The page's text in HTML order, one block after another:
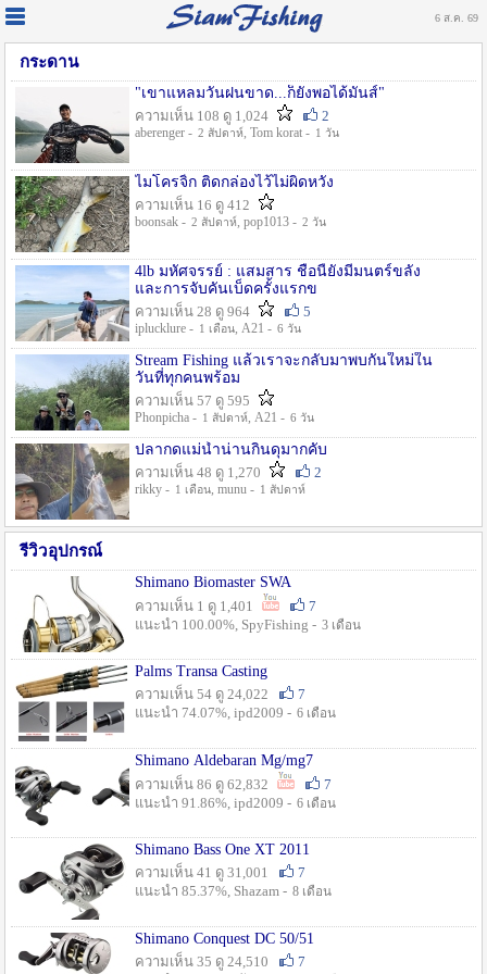
6 ส.ค. 69
กระดาน
"เขาแหลมวันฝนขาด...ก็ยังพอได้มันส์"
ความเห็น 108 ดู 1,024
2
aberenger - 2 สัปดาห์, Tom korat - 1 วัน
ไมโครจิ้ก ติดกล่องไว้ไม่ผิดหวัง
ความเห็น 16 ดู 412
boonsak - 2 สัปดาห์, pop1013 - 2 วัน
4lb มหัศจรรย์ : แสมสาร ชื่อนี้ยังมีมนตร์ขลัง
และการจับคันเบ็ดครั้งแรกข
ความเห็น 28 ดู 964
5
iplucklure - 1 เดือน, A21 - 6 วัน
Stream Fishing แล้วเราจะกลับมาพบกันใหม่ใน
วันที่ทุกคนพร้อม
ความเห็น 57 ดู 595
Phonpicha - 1 สัปดาห์, A21 - 6 วัน
ปลากดแม่น้ำน่านกินดุมากคับ
ความเห็น 48 ดู 1,270
2
rikky - 1 เดือน, munu - 1 สัปดาห์
รีวิวอุปกรณ์
Shimano Biomaster SWA
ความเห็น 1 ดู 1,401
7
แนะนำ 100.00%, SpyFishing - 3 เดือน
Palms Transa Casting
ความเห็น 54 ดู 24,022
7
แนะนำ 74.07%, ipd2009 - 6 เดือน
Shimano Aldebaran Mg/mg7
ความเห็น 86 ดู 62,832
7
แนะนำ 91.86%, ipd2009 - 6 เดือน
Shimano Bass One XT 2011
ความเห็น 41 ดู 31,001
7
แนะนำ 85.37%, Shazam - 8 เดือน
Shimano Conquest DC 50/51
ความเห็น 35 ดู 24,510
7